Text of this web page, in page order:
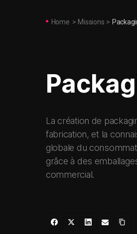
Home > Missions >
La création de
fabrication, et la
globale du
grâce à des
commercial.